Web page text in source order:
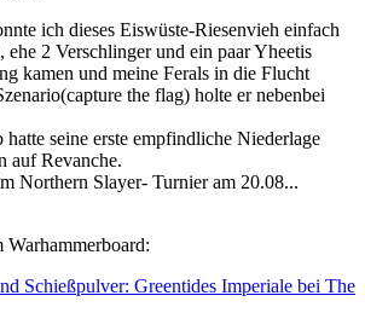
ich dieses Eiswüste-Riesenvieh einfach
ehe 2 Verschlinger und ein paar Yheetis
kamen und meine Ferals in die Flucht
the flag) holte er nebenbei
seine erste empfindliche Niederlage
auf Revanche.
Northern Slayer- Turnier am 20.08...
Schießpulver: Greentides Imperiale bei The